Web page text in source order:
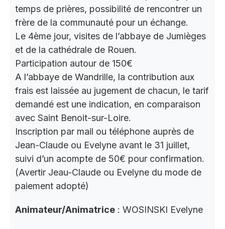
temps de prières, possibilité de rencontrer un
frère de la communauté pour un échange.
Le 4ème jour, visites de l’abbaye de Jumièges
et de la cathédrale de Rouen.
Participation autour de 150€
A l’abbaye de Wandrille, la contribution aux
frais est laissée au jugement de chacun, le tarif
demandé est une indication, en comparaison
avec Saint Benoit-sur-Loire.
Inscription par mail ou téléphone auprès de
Jean-Claude ou Evelyne avant le 31 juillet,
suivi d’un acompte de 50€ pour confirmation.
(Avertir Jeau-Claude ou Evelyne du mode de
paiement adopté)
Animateur/Animatrice : WOSINSKI Evelyne